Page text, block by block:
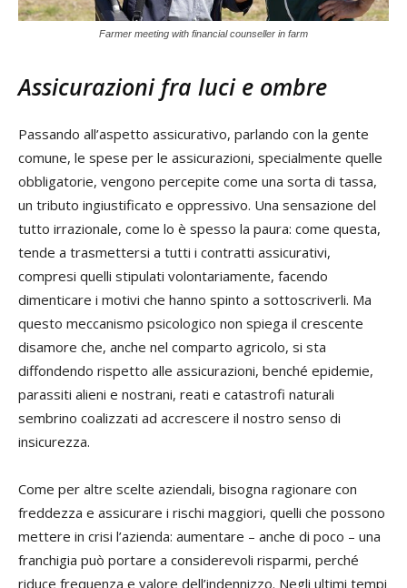
Farmer meeting with financial counseller in farm
Assicurazioni fra luci e ombre
Passando all’aspetto assicurativo, parlando con la gente
comune, le spese per le assicurazioni, specialmente quelle
obbligatorie, vengono percepite come una sorta di tassa,
un tributo ingiustificato e oppressivo. Una sensazione del
tutto irrazionale, come lo è spesso la paura: come questa,
tende a trasmettersi a tutti i contratti assicurativi,
compresi quelli stipulati volontariamente, facendo
dimenticare i motivi che hanno spinto a sottoscriverli. Ma
questo meccanismo psicologico non spiega il crescente
disamore che, anche nel comparto agricolo, si sta
diffondendo rispetto alle assicurazioni, benché epidemie,
parassiti alieni e nostrani, reati e catastrofi naturali
sembrino coalizzati ad accrescere il nostro senso di
insicurezza.
Come per altre scelte aziendali, bisogna ragionare con
freddezza e assicurare i rischi maggiori, quelli che possono
mettere in crisi l’azienda: aumentare – anche di poco – una
franchigia può portare a considerevoli risparmi, perché
riduce frequenza e valore dell’indennizzo. Negli ultimi tempi